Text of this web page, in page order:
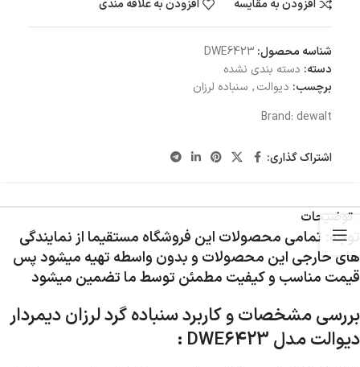
افزودن به مقایسه
افزودن به علاقه مندی
شناسه محصول: DWE6423
دسته: دسته بندی نشده
برچسب: دیوالت, سنباده لرزان
Brand: dewalt
اشتراک گذاری:
توضیحات
توجه: تمامی محصولات این فروشگاه مستقیما از نمایندگی
های خارجی این محصولات و بدون واسطه تهیه میشود پس
قیمت مناسب و کیفیت مطمئن توسط ما تضمین میشود
بررسی مشخصات و کاربرد سنباده گرد لرزان دیمردار
دیوالت مدل DWE6423 :